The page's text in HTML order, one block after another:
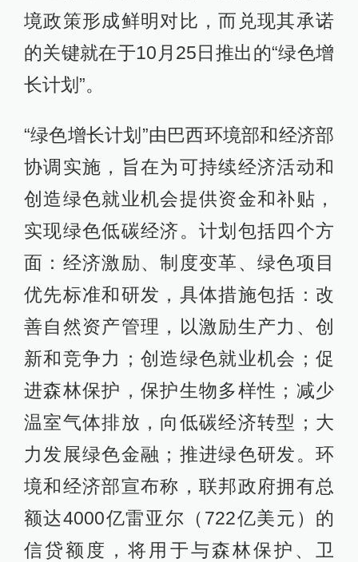
境政策形成鲜明对比，而兑现其承诺
的关键就在于10月25日推出的“绿色增
长计划”。
“绿色增长计划”由巴西环境部和经济部
协调实施，旨在为可持续经济活动和
创造绿色就业机会提供资金和补贴，
实现绿色低碳经济。计划包括四个方
面：经济激励、制度变革、绿色项目
优先标准和研发，具体措施包括：改
善自然资产管理，以激励生产力、创
新和竞争力；创造绿色就业机会；促
进森林保护，保护生物多样性；减少
温室气体排放，向低碳经济转型；大
力发展绿色金融；推进绿色研发。环
境和经济部宣布称，联邦政府拥有总
额达4000亿雷亚尔（722亿美元）的
信贷额度，将用于与森林保护、卫